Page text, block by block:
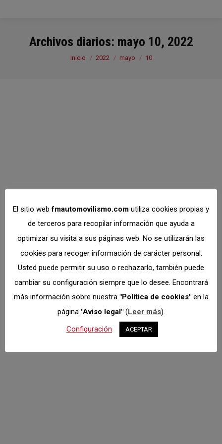
Archivos diarios: mayo 10, 2022
Estás aquí:
Inicio 2022 mayo 10
Campeonato
Madrileño de
Karting en Corral de
Calatrava
Dto. Comunicación mayo 10, 2022
La segunda entrega del apasionante Campeonato
El sitio webfmautomovilismo.com utiliza cookies propias y
de terceros para recopilar información que ayuda a
optimizar su visita a sus páginas web. No se utilizarán las
cookies para recoger información de carácter personal.
Usted puede permitir su uso o rechazarlo, también puede
cambiar su configuración siempre que lo desee. Encontrará
más información sobre nuestra "Política de cookies"en la
página "Aviso legal"(Leer más).
Configuración
ACEPTAR